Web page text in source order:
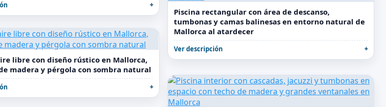
Piscina rectangular con área de descanso,
tumbonas y camas balinesas en entorno natural de
Mallorca al atardecer
Ver descripción
libre con diseño rústico en Mallorca,
madera y pérgola con sombra natural